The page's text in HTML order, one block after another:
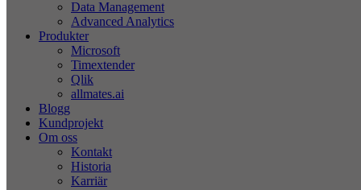
Data Management
Advanced Analytics
Produkter
Microsoft
Timextender
Qlik
allmates.ai
Blogg
Kundprojekt
Om oss
Kontakt
Historia
Karriär